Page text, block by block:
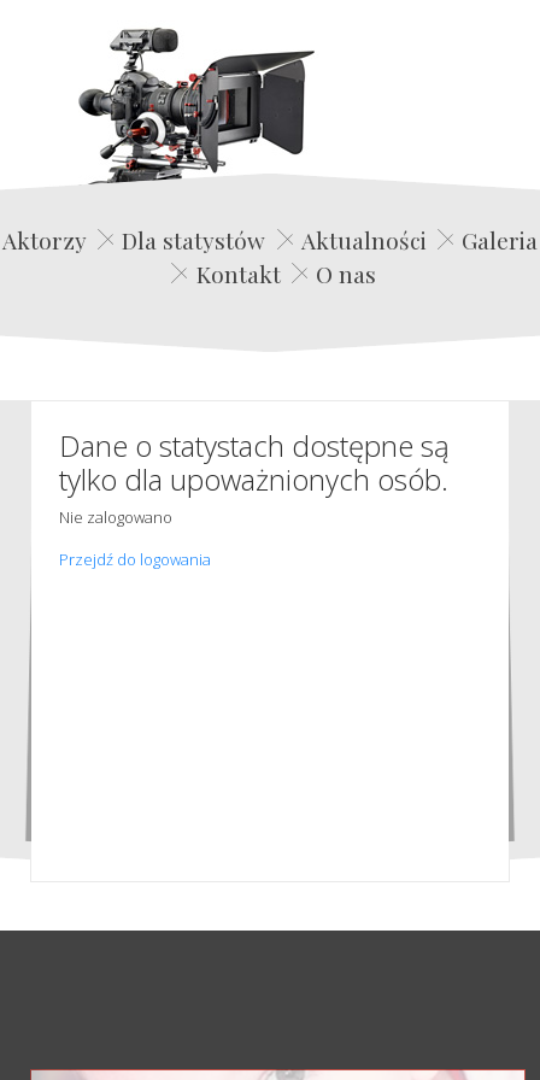
Edwin Film Agencja Aktorska
Aktorzy Dla statystów Aktualności
Galeria
Kontakt
O nas
Dane o statystach dostępne są
tylko dla upoważnionych osób.
Nie zalogowano
Przejdź do logowania